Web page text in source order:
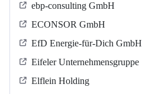
ebp-consulting GmbH
ECONSOR GmbH
EfD Energie-für-Dich GmbH
Eifeler Unternehmensgruppe
Elflein Holding